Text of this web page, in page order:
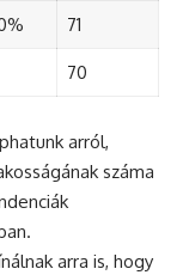
71
70
arról,
száma
arra is, hogy